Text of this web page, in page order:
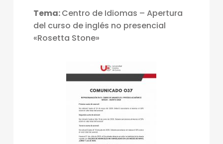
Tema:Centro de Idiomas – Apertura
del curso de inglés no presencial
«Rosetta Stone»